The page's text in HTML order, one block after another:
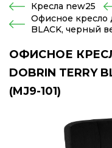
Кресла new25
Офисное кресло
BLACK, черный
ОФИСНОЕ
DOBRIN
(MJ9-101)